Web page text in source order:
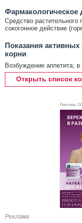
Фармакологическое
Средство
сокогонное действие
Показания
корни
Возбуждение аппетита;
Открыть список
Реклама.
Реклама